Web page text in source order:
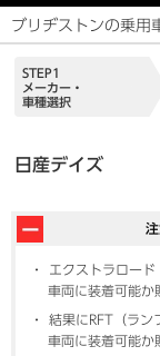
ブリヂストンの乗用
STEP1
メーカー・
車種選択
日産デイズ
エクストラロー
車両に装着可能か
結果にRFT（ラン
車両に装着可能か